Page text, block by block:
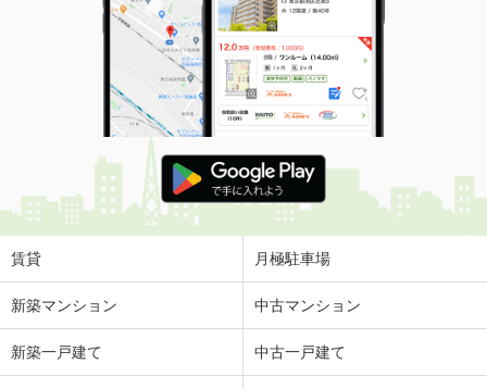
賃貸 月極駐車場
新築マンション 中古マンション
新築一戸建て 中古一戸建て